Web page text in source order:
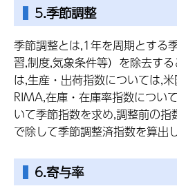
5.季節調整
季節調整とは,1年を周期とする
習,制度,気象条件等）を除去す
は,生産・出荷指数については,
RIMA,在庫・在庫率指数につい
いて季節指数を求め,調整前の
で除して季節調整済指数を算出
6.寄与率